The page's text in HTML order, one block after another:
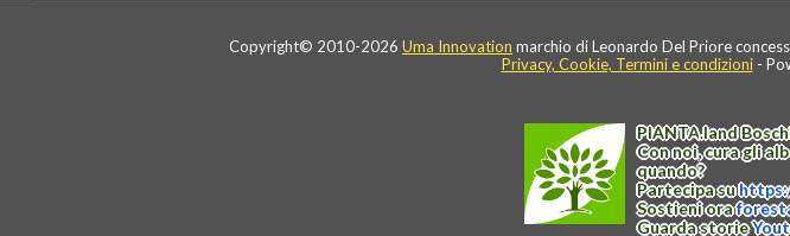
Copyright© 2010-2026 Uma Innovation marchio di Leonardo Del Priore
Privacy, Cookie, Termini e condizioni-
PIANTA.land
Con noi, cura gli
quando?
Partecipa su
Sostieni ora
Guarda storie